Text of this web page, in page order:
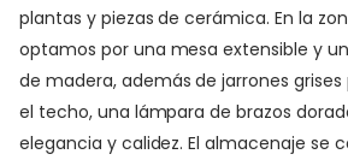
plantas y piezas de cerámica. En la
optamos por una mesa extensible y
de madera, además de jarrones grises
el techo, una lámpara de brazos
elegancia y calidez. El almacenaje se